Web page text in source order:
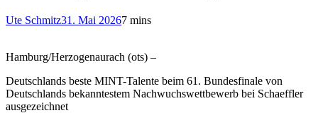
Ute Schmitz31. Mai 20267 mins
Hamburg/Herzogenaurach (ots) –
Deutschlands beste MINT-Talente beim 61. Bundesfinale von
Deutschlands bekanntestem Nachwuchswettbewerb bei Schaeffler
ausgezeichnet